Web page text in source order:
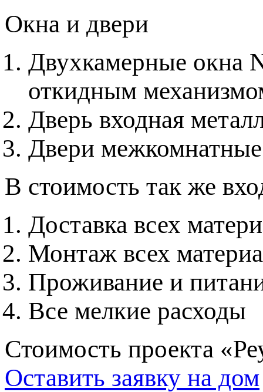
Окна и двери
Двухкамерные окна
откидным
Дверь входная
Двери
В стоимость так же
Доставка всех
Монтаж всех
Проживание и
Все мелкие расходы
Стоимость проекта
Оставить заявку на дом